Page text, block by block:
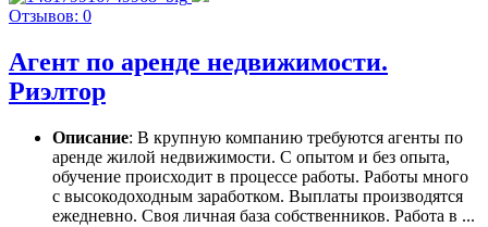
Отзывов: 0
Агент по аренде недвижимости.
Риэлтор
Описание: В крупную компанию требуются агенты по
аренде жилой недвижимости. С опытом и без опыта,
обучение происходит в процессе работы. Работы много
с высокодоходным заработком. Выплаты производятся
ежедневно. Своя личная база собственников. Работа в ...